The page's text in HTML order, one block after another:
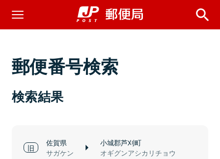
郵便番号検索
検索結果
佐賀県
サガケン
小城郡芦刈町
オギグンアシカリチョウ